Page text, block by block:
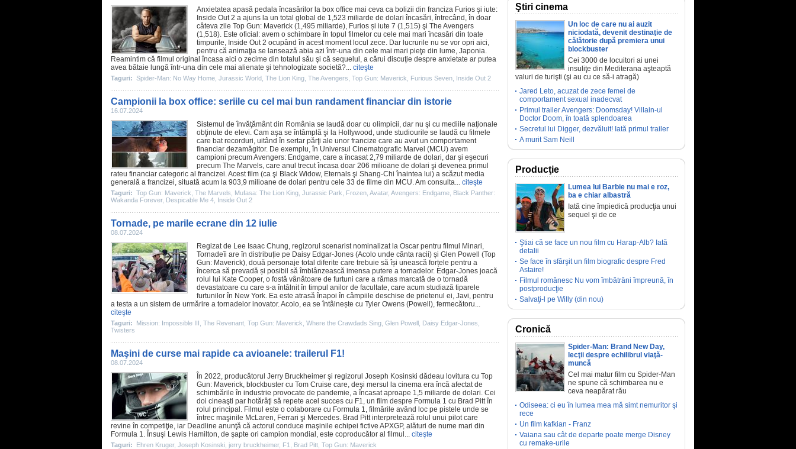
Anxietatea apasă pedala încasărilor la box office mai ceva ca bolizii din franciza Furios şi iute:
Inside Out 2 a ajuns la un total global de 1,523 miliarde de dolari încasări, întrecând, în doar
câteva zile Top Gun: Maverick (1,495 miliarde), Furios și iute 7 (1,515) şi The Avengers
(1,518). Este oficial: avem o schimbare în topul filmelor cu cele mai mari încasări din toate
timpurile, Inside Out 2 ocupând în acest moment locul zece. Dar lucrurile nu se vor opri aici,
pentru că animaţia se lansează abia azi într-una din cele mai mari pieţe din lume, Japonia.
Reamintim că filmul original încasa aici o zecime din totalul său şi că sequelul, a cărui discuţie despre anxietate ar putea
avea bătaie lungă într-una din cele mai alienate şi tehnologizate societă?... citeşte
Taguri: Spider-Man: No Way Home Jurassic World The Lion King The Avengers Top Gun: Maverick Furious Seven Inside Out 2
Campionii la box office: seriile cu cel mai bun randament financiar din istorie
16.07.2024
Sistemul de învăţământ din România se laudă doar cu olimpicii, dar nu şi cu mediile naţionale
obţinute de elevi. Cam aşa se întâmplă şi la Hollywood, unde studiourile se laudă cu filmele
care bat recorduri, uitând în sertar părţi ale unor francize care au avut un comportament
financiar dezamăgitor. De exemplu, în Universul Cinematografic Marvel (MCU) avem
campioni precumAvengers: Endgame, care a încasat 2,79 miliarde de dolari, dar şi eşecuri
precum The Marvels, care anul trecut încasa doar 206 milioane de dolari şi devenea primul
rateu financiar categoric al francizei. Acestfilm (ca şi Black Widow, Eternals şi Shang-Chi înaintea lui) a scăzut media
generală a francizei, situată acum la 903,9 milioane de dolari pentru cele 33 de filme din MCU. Am consulta... citeşte
Taguri: Top Gun: Maverick The Marvels Mufasa: The Lion King Jurassic Park Frozen Avatar, Avengers: Endgame Black Panther:
Wakanda Forever, Despicable Me 4 Inside Out 2
Tornade, pe marile ecrane din 12 iulie
08.07.2024
Regizat de Lee Isaac Chung, regizorul scenarist nominalizat la Oscar pentru filmul
Minari,
Tornadeîi are în distribuție pe Daisy Edgar-Jones (Acolo unde cânta racii) și Glen Powell (Top
Gun: Maverick), două personaje total diferite care trebuie să își unească forțele pentru a
încerca să prevadă și posibil să îmblânzească imensa putere a tornadelor. Edgar-Jones joacă
rolul lui Kate Cooper, o fostă vânătoare de furtuni care a rămas marcată de o tornadă
devastatoare cu care s-a întâlnit în timpul anilor de facultate, care acum studiază tiparele
furtunilor în New York. Ea este atrasă înapoi în câmpiile deschise de prietenul ei, Javi, pentru
a testa a un sistem de urmărire a tornadelor inovator. Acolo, ea se întâlnește cu Tyler Owens (Powell), fermecătoru...
citeşte
Taguri: Mission: Impossible III The Revenant Top Gun: Maverick Where the Crawdads Sing Glen Powell Daisy Edgar-Jones
Twisters
Maşini de curse mai rapide ca avioanele: trailerul F1!
08.07.2024
În 2022, producătorul Jerry Bruckheimer şi regizorul Joseph Kosinski dădeau lovitura cu Top
Gun: Maverick, blockbuster cu Tom Cruise care, deşi mersul la cinema era încă afectat de
schimbările în industrie provocate de pandemie, a încasat aproape 1,5 miliarde de dolari. Cei
doi cineaşti par hotărâţi să repete acel succes cu F1, un film despre Formula 1 cu Brad Pittîn
rolul principal. Filmul este o colaborare cu Formula 1, filmările având loc pe pistele unde se
întrec maşinile McLaren, Ferrari şi Mercedes. Brad Pitt interpretează rolul unui pilot care
revine în competiţie, iar Deadline anunţă că actorul conduce maşinile echipei fictive APXGP, alături de nume mari din
Formula 1. Însuşi Lewis Hamilton, de şapte ori campion mondial, este coproducător al filmul... citeşte
Taguri: Ehren Kruger, Joseph Kosinski jerry bruckheimer, F1 Brad Pitt Top Gun: Maverick
Ştiri cinema
Un loc de care nu ai auzit
niciodată, devenit destinaţie de
călătorie după premiera unui
blockbuster
Cei 3000 de locuitori ai unei
insuliţe din Mediterana aşteaptă
valuri de turişti (şi au cu ce să-i atragă)
Jared Leto, acuzat de zece femei de
comportament sexual inadecvat
Primul trailer Avengers: Doomsday! Villain-ul
Doctor Doom, în toată splendoarea
Secretul lui Digger, dezvăluit! Iată primul trailer
A murit Sam Neill
Producţie
Lumea lui Barbie nu mai e roz,
ba e chiar albastră
Iată cine împiedică producţia unui
sequel şi de ce
Ştiai că se face un nou film cu Harap-Alb? Iată
detalii
Se face în sfârşit un film biografic despre Fred
Astaire!
Filmul românesc Nu vom îmbătrâni împreună, în
postproducţie
Salvaţi-l pe Willy (din nou)
Cronică
Spider-Man: Brand New Day,
lecţii despre echilibrul viaţă-
muncă
Cel mai matur film cu Spider-Man
ne spune că schimbarea nu e
ceva neapărat rău
Odiseea: ci eu în lumea mea mă simt nemuritor şi
rece
Un film kafkian - Franz
Vaiana sau cât de departe poate merge Disney
cu remake-urile